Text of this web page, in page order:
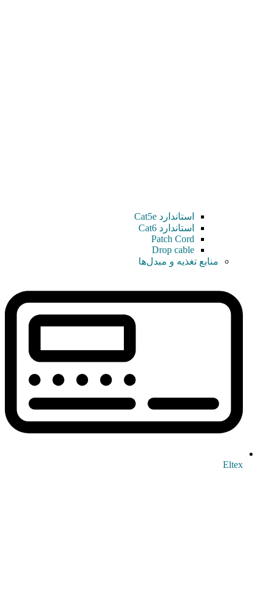
استاندارد Cat5e
استاندارد Cat6
Patch Cord
Drop cable
منابع تغذیه و مبدل‌ها
Eltex